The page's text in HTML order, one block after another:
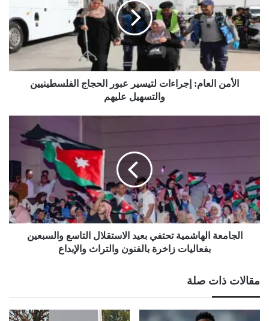
لتيسير
عبور
الحجاج
الفلسطينيين
والتسهيل
عليهم
الأمن العام: إجراءات لتيسير عبور الحجاج الفلسطينيين
والتسهيل عليهم
التاسع
والسبعين
بفعاليات
زاخرة
بالفنونالجامعة الهاشمية تحتفي بعيد الاستقلال التاسع والسبعين
بفعاليات زاخرة بالفنون والتراث والإبداع
مقالات ذات صلة